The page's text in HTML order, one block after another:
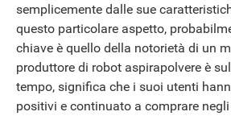
semplicemente dalle sue
questo particolare aspetto,
chiave è quello della notorietà di un
produttore di robot aspirapolvere è
tempo, significa che i suoi utenti
positivi e continuato a comprare